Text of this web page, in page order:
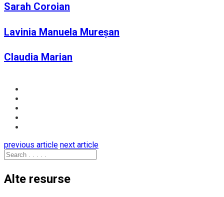
Sarah Coroian
Lavinia Manuela Mureșan
Claudia Marian
previous article next article
Alte resurse